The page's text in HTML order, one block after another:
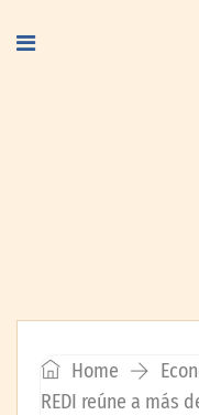
Home
REDI reúne a más